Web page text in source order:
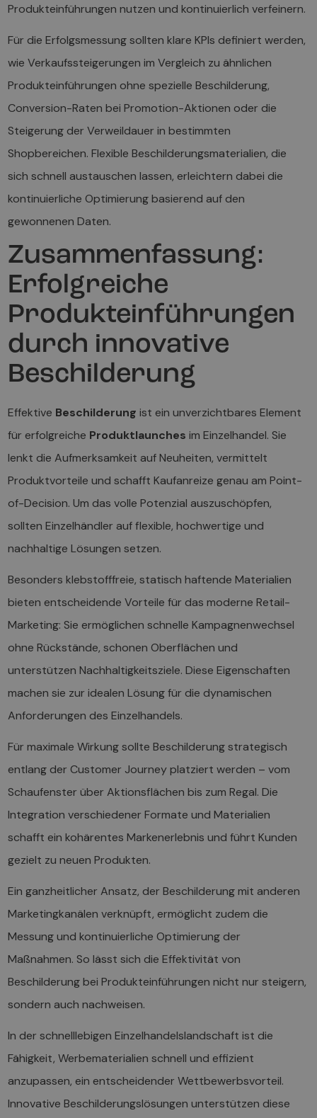
Produkteinführungen nutzen und kontinuierlich verfeinern.
Für die Erfolgsmessung sollten klare KPIs definiert werden,
wie Verkaufssteigerungen im Vergleich zu ähnlichen
Produkteinführungen ohne spezielle Beschilderung,
Conversion-Raten bei Promotion-Aktionen oder die
Steigerung der Verweildauer in bestimmten
Shopbereichen. Flexible Beschilderungsmaterialien, die
sich schnell austauschen lassen, erleichtern dabei die
kontinuierliche Optimierung basierend auf den
gewonnenen Daten.
Zusammenfassung:
Erfolgreiche
Produkteinführungen
durch innovative
Beschilderung
Effektive Beschilderung ist ein unverzichtbares Element
für erfolgreiche Produktlaunches im Einzelhandel. Sie
lenkt die Aufmerksamkeit auf Neuheiten, vermittelt
Produktvorteile und schafft Kaufanreize genau am Point-
of-Decision. Um das volle Potenzial auszuschöpfen,
sollten Einzelhändler auf flexible, hochwertige und
nachhaltige Lösungen setzen.
Besonders klebstofffreie, statisch haftende Materialien
bieten entscheidende Vorteile für das moderne Retail-
Marketing: Sie ermöglichen schnelle Kampagnenwechsel
ohne Rückstände, schonen Oberflächen und
unterstützen Nachhaltigkeitsziele. Diese Eigenschaften
machen sie zur idealen Lösung für die dynamischen
Anforderungen des Einzelhandels.
Für maximale Wirkung sollte Beschilderung strategisch
entlang der Customer Journey platziert werden – vom
Schaufenster über Aktionsflächen bis zum Regal. Die
Integration verschiedener Formate und Materialien
schafft ein kohärentes Markenerlebnis und führt Kunden
gezielt zu neuen Produkten.
Ein ganzheitlicher Ansatz, der Beschilderung mit anderen
Marketingkanälen verknüpft, ermöglicht zudem die
Messung und kontinuierliche Optimierung der
Maßnahmen. So lässt sich die Effektivität von
Beschilderung bei Produkteinführungen nicht nur steigern,
sondern auch nachweisen.
In der schnelllebigen Einzelhandelslandschaft ist die
Fähigkeit, Werbematerialien schnell und effizient
anzupassen, ein entscheidender Wettbewerbsvorteil.
Innovative Beschilderungslösungen unterstützen diese